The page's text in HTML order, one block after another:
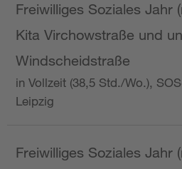
Freiwilliges Soziales Jahr
Kita Virchowstraße und
Windscheidstraße
in Vollzeit (38,5 Std./Wo.),
Leipzig
Freiwilliges Soziales Jahr